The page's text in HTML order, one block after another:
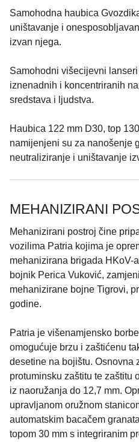
Samohodna haubica
uništavanje i
izvan njega.
Samohodni višecijevni
iznenadnih i koncentriranih
sredstava i ljudstva.
Haubica 122 mm D30, top
namijenjeni su za nanošenje
neutraliziranje i uništavanje
MEHANIZIRANI
Mehanizirani postroj čine
vozilima Patria kojima je
mehanizirana brigada HKoV-
bojnik Perica Vuković,
mehanizirane bojne Tigrovi,
godine.
Patria je višenamjensko
omogućuje brzu i zaštićenu
desetine na bojištu. Osnovna
protuminsku zaštitu te zaštitu
iz naoružanja do 12,7 mm.
upravljanom oružnom
automatskim bacačem
topom 30 mm s integriranim